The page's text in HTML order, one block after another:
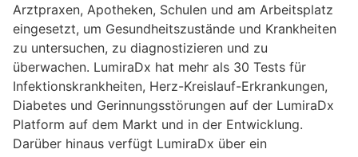
Arztpraxen, Apotheken, Schulen und am Arbeitsplatz
eingesetzt, um Gesundheitszustände und Krankheiten
zu untersuchen, zu diagnostizieren und zu
überwachen. LumiraDx hat mehr als 30 Tests für
Infektionskrankheiten, Herz-Kreislauf-Erkrankungen,
Diabetes und Gerinnungsstörungen auf der LumiraDx
Platform auf dem Markt und in der Entwicklung.
Darüber hinaus verfügt LumiraDx über ein